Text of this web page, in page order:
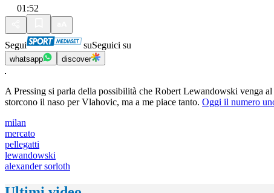
01:52
Segui suSeguici su
whatsapp discover
A Pressing si parla della possibilità che Robert Lewandowski venga
storcono il naso per Vlahovic, ma a me piace tanto. Oggi il numero
milan
mercato
pellegatti
lewandowski
alexander sorloth